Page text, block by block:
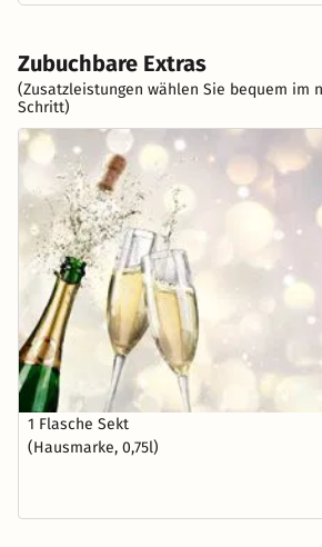
Zubuchbare Extras
(Zusatzleistungen wählen Sie bequem im
Schritt)
1 Flasche Sekt
(Hausmarke, 0,75l)